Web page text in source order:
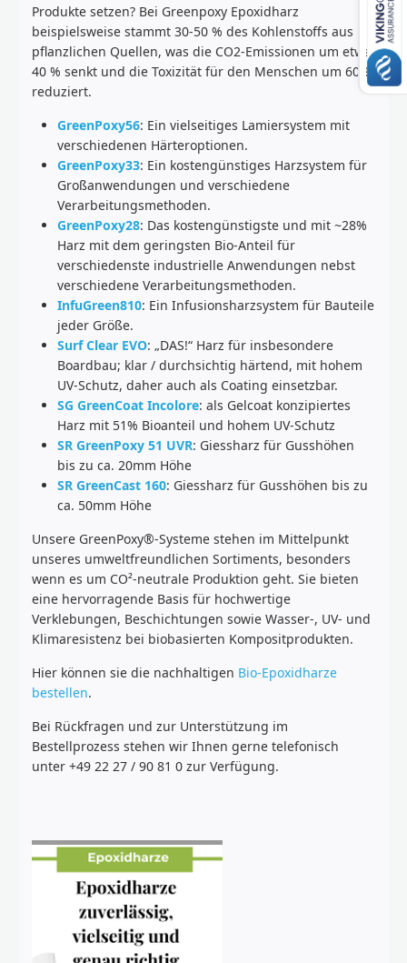
Produkte setzen? Bei Greenpoxy Epoxidharz
beispielsweise stammt 30-50 % des Kohlenstoffs aus
pflanzlichen Quellen, was die CO2-Emissionen um etwa
40 % senkt und die Toxizität für den Menschen um 60 %
reduziert.
GreenPoxy56: Ein vielseitiges Lamiersystem mit
verschiedenen Härteroptionen.
GreenPoxy33: Ein kostengünstiges Harzsystem für
Großanwendungen und verschiedene
Verarbeitungsmethoden.
GreenPoxy28: Das kostengünstigste und mit ~28%
Harz mit dem geringsten Bio-Anteil für
verschiedenste industrielle Anwendungen nebst
verschiedene Verarbeitungsmethoden.
InfuGreen810: Ein Infusionsharzsystem für Bauteile
jeder Größe.
Surf Clear EVO: „DAS!“ Harz für insbesondere
Boardbau; klar / durchsichtig härtend, mit hohem
UV-Schutz, daher auch als Coating einsetzbar.
SG GreenCoat Incolore: als Gelcoat konzipiertes
Harz mit 51% Bioanteil und hohem UV-Schutz
SR GreenPoxy 51 UVR: Giessharz für Gusshöhen
bis zu ca. 20mm Höhe
SR GreenCast 160: Giessharz für Gusshöhen bis zu
ca. 50mm Höhe
Unsere GreenPoxy®-Systeme stehen im Mittelpunkt
unseres umweltfreundlichen Sortiments, besonders
wenn es um CO²-neutrale Produktion geht. Sie bieten
eine hervorragende Basis für hochwertige
Verklebungen, Beschichtungen sowie Wasser-, UV- und
Klimaresistenz bei biobasierten Kompositprodukten.
Hier können sie die nachhaltigen Bio-Epoxidharze
bestellen.
Bei Rückfragen und zur Unterstützung im
Bestellprozess stehen wir Ihnen gerne telefonisch
unter +49 22 27 / 90 81 0 zur Verfügung.